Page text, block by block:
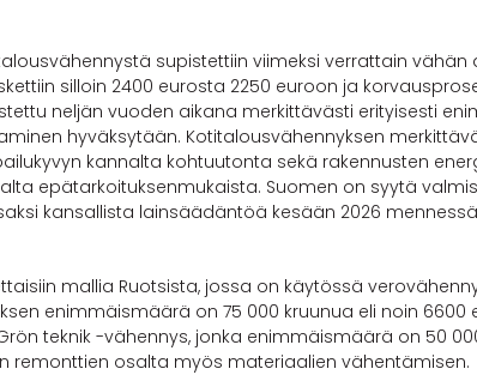
supistettiin viimeksi verrattain vähän
silloin 2400 eurosta 2250 euroon ja
neljän vuoden aikana merkittävästi erityisesti
hyväksytään. Kotitalousvähennyksen
kannalta kohtuutonta sekä rakennusten
epätarkoituksenmukaista. Suomen on syytä
kansallista lainsäädäntöä kesään 2026
mallia Ruotsista, jossa on käytössä
enimmäismäärä on 75 000 kruunua eli noin
teknik -vähennys, jonka enimmäismäärä on 50
remonttien osalta myös materiaalien vähentämisen.